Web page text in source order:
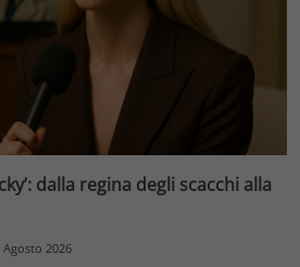
dalla regina degli scacchi alla
Agosto 2026